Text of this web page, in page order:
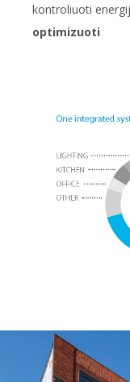
kontroliuoti
optimizuoti